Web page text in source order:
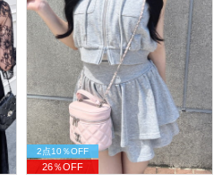
2点10％OFF
26％OFF